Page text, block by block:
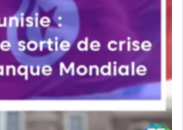
OFFICE PLAST : UNE LEVÉE DE
FONDS AU SER...